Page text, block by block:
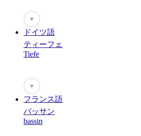
♥
ドイツ語
ティーフェ
Tiefe
♥
フランス語
バッサン
bassin